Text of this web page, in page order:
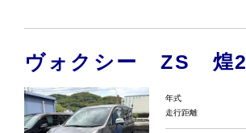
ヴォクシー ZS 煌2
年式
走行距離